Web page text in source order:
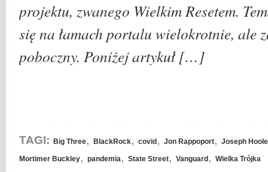
projektu, zwanego Wielkim Resetem.
się na łamach portalu wielokrotnie, ale
poboczny. Poniżej artykuł […]
TAGI: Big Three, BlackRock, covid, Jon Rappoport, Joseph
Mortimer Buckley, pandemia , State Street, Vanguard, Wielka Trójka